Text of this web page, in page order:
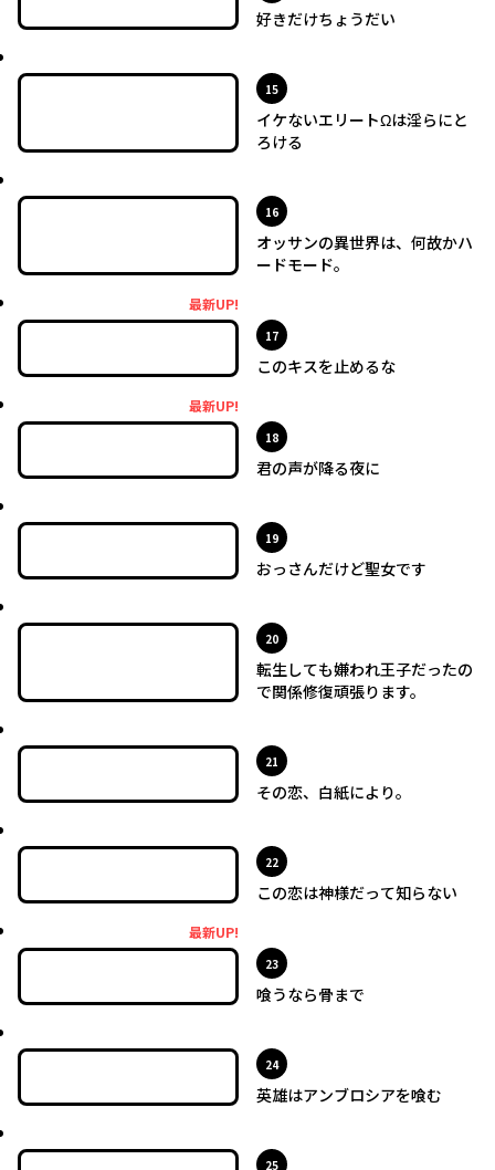
好きだけちょうだい
15位
イケないエリートΩは淫らにと
ろける
16位
オッサンの異世界は、何故かハ
ードモード。
最新UP!
17位
このキスを止めるな
最新UP!
18位
君の声が降る夜に
19位
おっさんだけど聖女です
20位
転生しても嫌われ王子だったの
で関係修復頑張ります。
21 位
その恋、白紙により。
22位
この恋は神様だって知らない
最新UP!
23位
喰うなら骨まで
24位
英雄はアンブロシアを喰む
25位